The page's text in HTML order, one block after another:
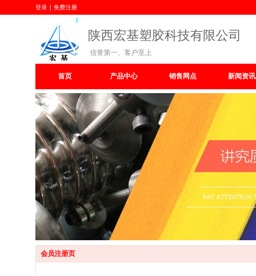
信誉第一、客户至上
陕西宏基塑胶科技有限公司
首页 产品中心 销售网点 新闻资讯
登录 免费注册
会员注册页